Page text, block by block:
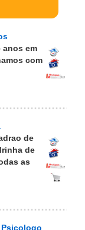
anos em
com
de
de
as